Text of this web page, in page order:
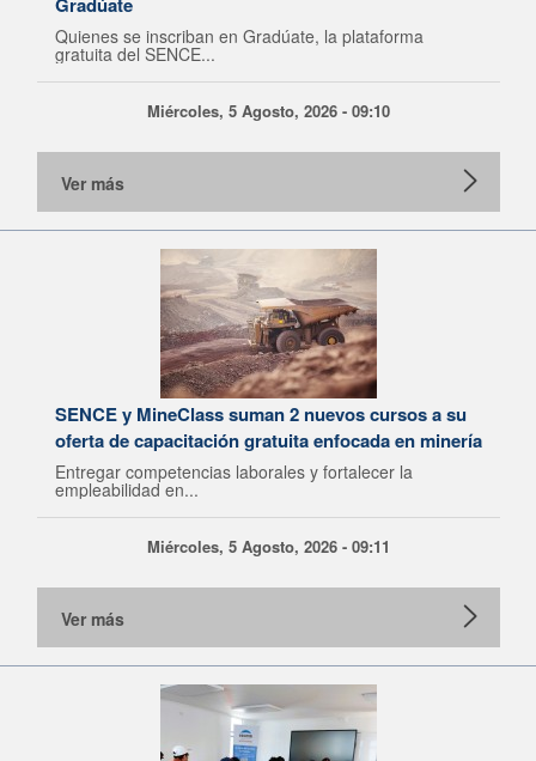
Quienes se inscriban en Gradúate, la plataforma
gratuita del SENCE...
Miércoles, 5 Agosto, 2026 - 09:10
Ver más
SENCE y MineClass suman 2 nuevos cursos a su
oferta de capacitación gratuita enfocada en minería
Entregar competencias laborales y fortalecer la
empleabilidad en...
Miércoles, 5 Agosto, 2026 - 09:11
Ver más